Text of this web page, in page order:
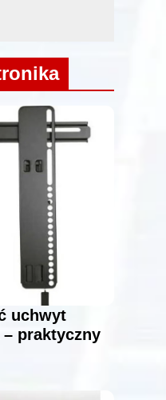
uchwyt
praktyczny